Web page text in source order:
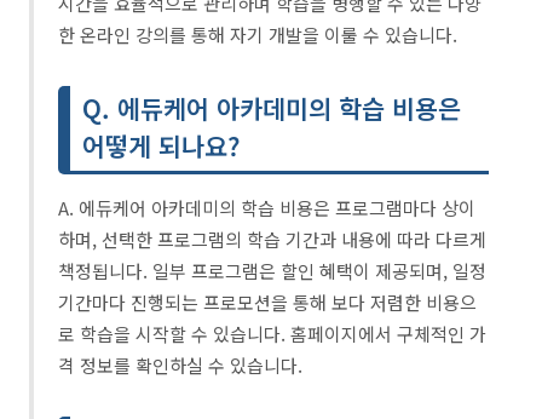
한 온라인 강의를 통해 자기 개발을 이룰 수 있습니다.
Q. 에듀케어 아카데미의 학습 비용은
어떻게 되나요?
A. 에듀케어 아카데미의 학습 비용은 프로그램마다 상이
하며, 선택한 프로그램의 학습 기간과 내용에 따라 다르게
책정됩니다. 일부 프로그램은 할인 혜택이 제공되며, 일정
기간마다 진행되는 프로모션을 통해 보다 저렴한 비용으
로 학습을 시작할 수 있습니다. 홈페이지에서 구체적인 가
격 정보를 확인하실 수 있습니다.